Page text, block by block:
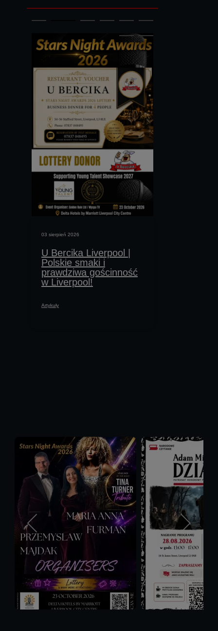
03 sierpień 2026
U Bercika Liverpool |
Polskie smaki i
prawdziwa gościnność
w Liverpool!
Artykuły